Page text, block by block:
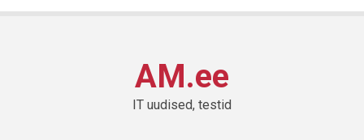
AM.ee
IT uudised, testid